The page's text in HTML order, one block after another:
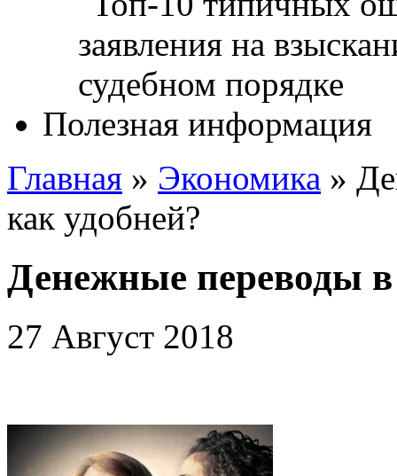
Полезная информация
Главная » Экономика »
как удобней?
Денежные переводы
27 Август 2018